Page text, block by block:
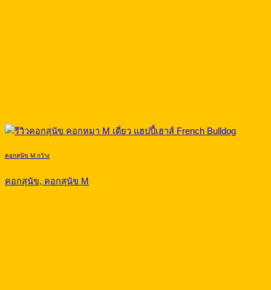
คอกสุนัข M กว้าง
คอกสุนัข, คอกสุนัข M